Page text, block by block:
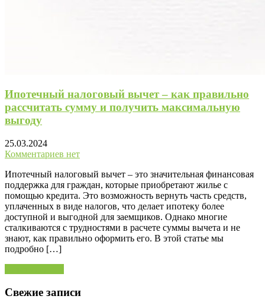
Ипотечный налоговый вычет – как правильно
рассчитать сумму и получить максимальную
выгоду
25.03.2024
Комментариев нет
Ипотечный налоговый вычет – это значительная финансовая
поддержка для граждан, которые приобретают жилье с
помощью кредита. Это возможность вернуть часть средств,
уплаченных в виде налогов, что делает ипотеку более
доступной и выгодной для заемщиков. Однако многие
сталкиваются с трудностями в расчете суммы вычета и не
знают, как правильно оформить его. В этой статье мы
подробно […]
Свежие записи